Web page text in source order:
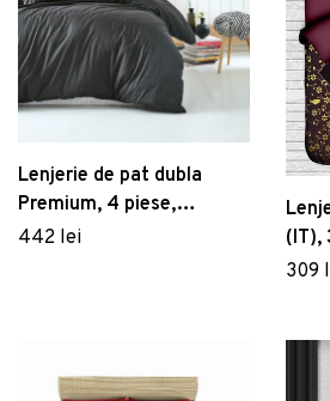
Lenjerie de pat dubla
Premium, 4 piese,
200x220 cm, 100%
442 lei
(IT),
309